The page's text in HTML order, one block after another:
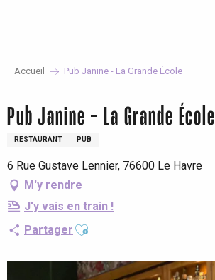
Accueil Pub Janine - La Grande École
Pub Janine - La Grande École
RESTAURANT PUB
6 Rue Gustave Lennier, 76600 Le Havre
M'y rendre
J'y vais en train !
Partager Ajouter aux favoris